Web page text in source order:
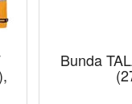
Bunda